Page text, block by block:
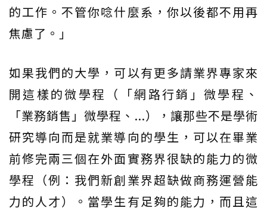
的工作。不管你唸什麼系，你以後都不用再
焦慮了。」
如果我們的大學，可以有更多請業界專家來
開這樣的微學程（「網路行銷」微學程、
「業務銷售」微學程、...），讓那些不是學術
研究導向而是就業導向的學生，可以在畢業
前修完兩三個在外面實務界很缺的能力的微
學程（例：我們新創業界超缺做商務運營能
力的人才）。當學生有足夠的能力，而且這